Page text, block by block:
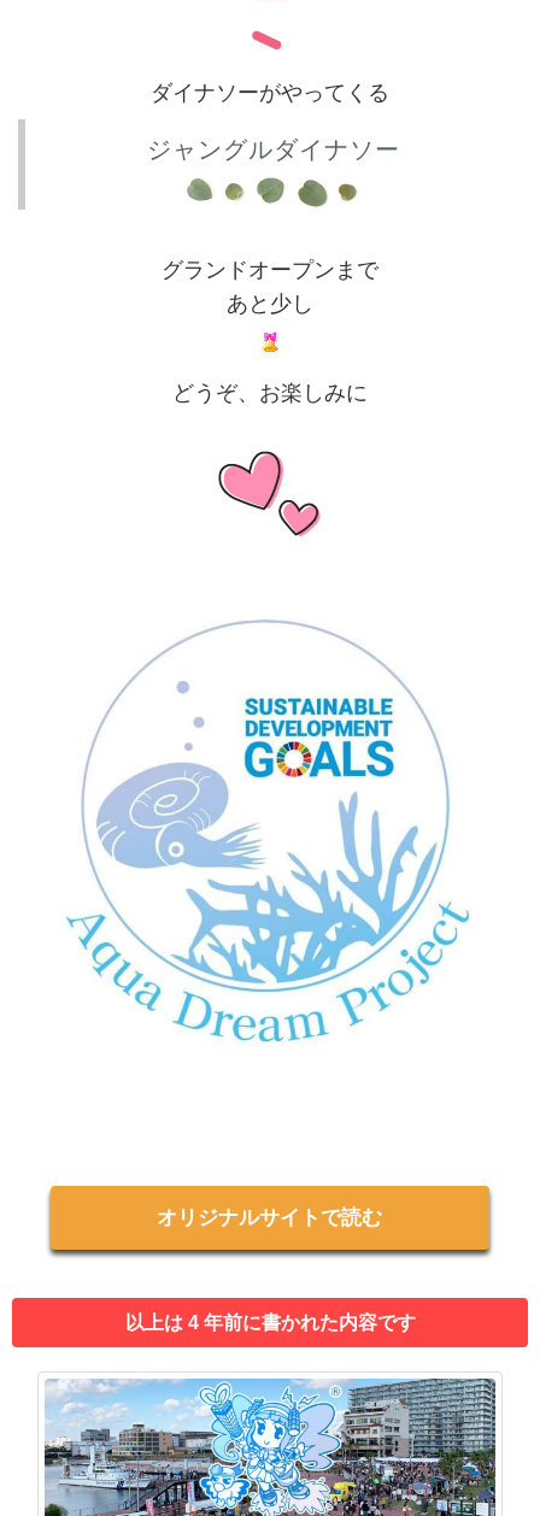
ダイナソーがやってくる
ジャングルダイナソー
グランドオープンまで
あと少し
どうぞ、お楽しみに
オリジナルサイトで読む
以上は 4 年前に書かれた内容です